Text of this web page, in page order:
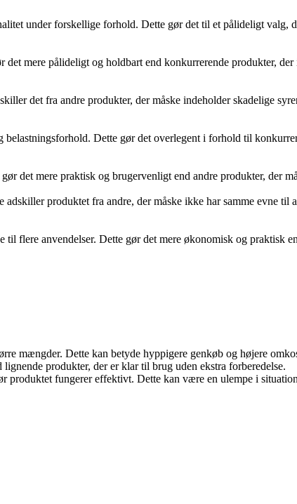
under forskellige forhold. Dette gør det til et pålideligt valg,
mere pålideligt og holdbart end konkurrerende produkter,
det fra andre produkter, der måske indeholder skadelige
Dette gør det overlegent i forhold til
det mere praktisk og brugervenligt end andre produkter, der
produktet fra andre, der måske ikke har samme evne til
anvendelser. Dette gør det mere økonomisk og praktisk
mængder. Dette kan betyde hyppigere genkøb og højere
produkter, der er klar til brug uden ekstra forberedelse.
fungerer effektivt. Dette kan være en ulempe i